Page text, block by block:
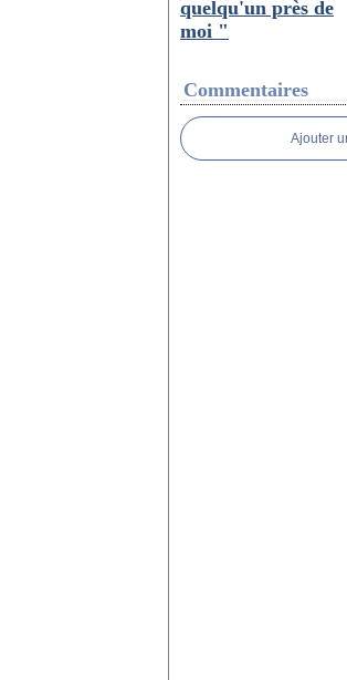
quelqu'un près de
moi "
Commentaires
Ajouter